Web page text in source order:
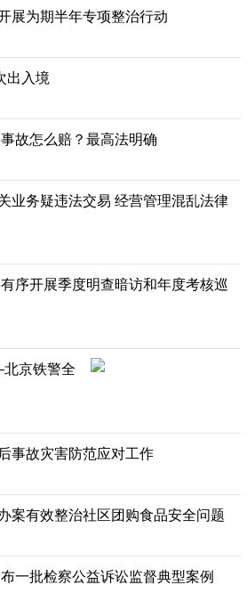
展为期半年专项整治行动
出入境
事故怎么赔？最高法明确
业务疑违法交易 经营管理混乱法律
序开展季度明查暗访和年度考核巡
京铁警全
事故灾害防范应对工作
案有效整治社区团购食品安全问题
一批检察公益诉讼监督典型案例